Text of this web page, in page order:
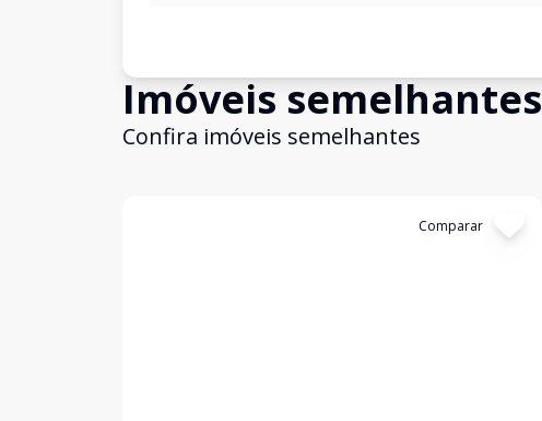
Imóveis semelhantes
Confira imóveis semelhantes
Comparar